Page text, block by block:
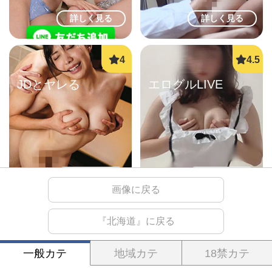
詳しく見る 詳しく見る
JDとヤレる エログルLIVE
ご近所熟女 生オナ配信
画像に戻る
『北海道』に戻る
一般カテ 地域カテ 18禁カテ